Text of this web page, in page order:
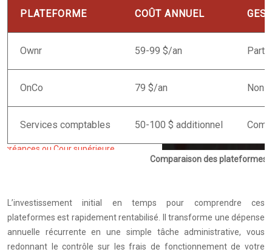
Comparaison des plateformes
PLATEFORME COÛT ANNUEL
Ownr 59-99 $/an
OnCo 79 $/an Non
Services comptables 50-100 $ additionnel
L’investissement initial en temps pour comprendre ces
plateformes est rapidement rentabilisé. Il transforme une dépense
annuelle récurrente en une simple tâche administrative, vous
redonnant le contrôle sur les frais de fonctionnement de votre